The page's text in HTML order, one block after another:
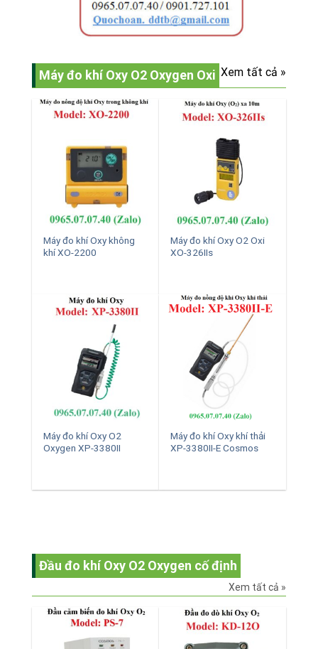
Máy đo khí Oxy O2 Oxygen Oxi Xem tất cả »
Máy đo khí Oxy không
khí XO-2200
Máy đo khí Oxy O2 Oxi
XO-326IIs
Máy đo khí Oxy O2
Oxygen XP-3380II
Máy đo khí Oxy khí thải
XP-3380II-E Cosmos
Đầu đo khí Oxy O2 Oxygen cố định
Xem tất cả »